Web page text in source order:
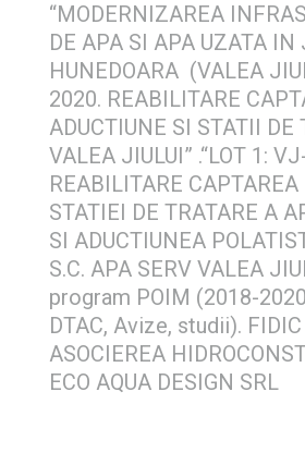
“MODERNIZAREA
DE APA SI APA UZATA IN
HUNEDOARA (VALEA
2020. REABILITARE
ADUCTIUNE SI STATII DE
VALEA JIULUI” .“LOT 1:
REABILITARE CAPTAREA
STATIEI DE TRATARE A
SI ADUCTIUNEA
S.C. APA SERV VALEA
program POIM (2018-
DTAC, Avize, studii).
ASOCIEREA
ECO AQUA DESIGN SRL